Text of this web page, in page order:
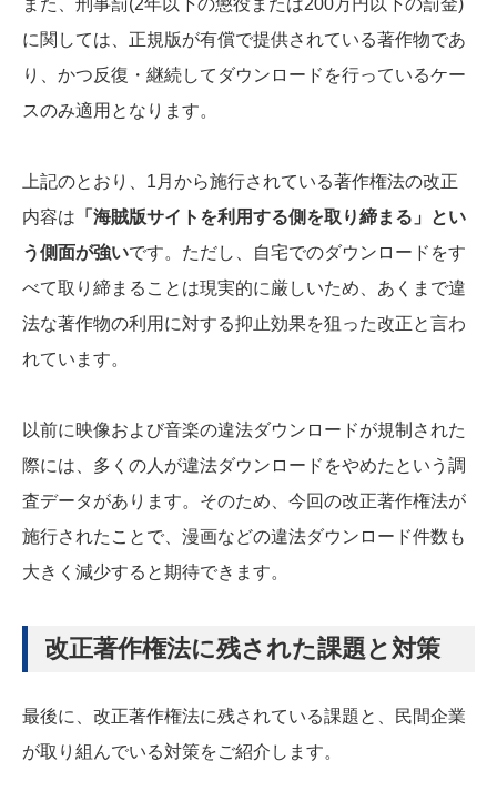
に関しては、正規版が有償で提供されている著作物であ
り、かつ反復・継続してダウンロードを行っているケー
スのみ適用となります。
上記のとおり、1月から施行されている著作権法の改正
内容は 「海賊版サイトを利用する側を取り締まる」とい
う側面が強いです。ただし、自宅でのダウンロードをす
べて取り締まることは現実的に厳しいため、あくまで違
法な著作物の利用に対する抑止効果を狙った改正と言わ
れています。
以前に映像および音楽の違法ダウンロードが規制された
際には、多くの人が違法ダウンロードをやめたという調
査データがあります。そのため、今回の改正著作権法が
施行されたことで、漫画などの違法ダウンロード件数も
大きく減少すると期待できます。
改正著作権法に残された課題と対策
最後に、改正著作権法に残されている課題と、民間企業
が取り組んでいる対策をご紹介します。